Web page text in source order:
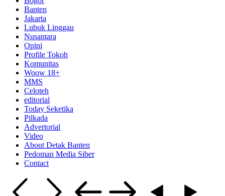
Banten
Jakarta
Lubuk Linggau
Nusantara
Opini
Profile Tokoh
Komunitas
Woow 18+
MMS
Celoteh
editorial
Today Seketika
Pilkada
Advertorial
Video
About Detak Banten
Pedoman Media Siber
Contact